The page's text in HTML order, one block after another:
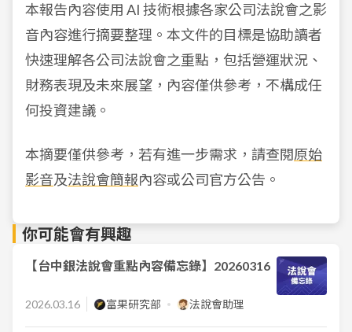
本報告內容使用 AI 技術根據各家公司法說會之影
音內容進行摘要整理。本文件的目標是協助讀者
快速理解各公司法說會之重點，包括營運狀況、
財務表現及未來展望，內容僅供參考，不構成任
何投資建議。
本摘要僅供參考，若有進一步需求，請查閱原始
影音及法說會簡報內容或公司官方公告。
你可能會有興趣
【台中銀法說會重點內容備忘錄】20260316
2026.03.16 富果研究部 法說會助理